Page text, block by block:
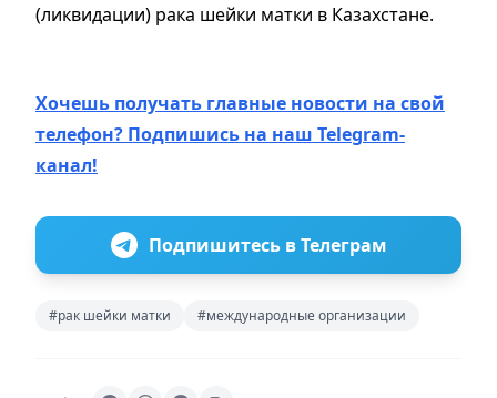
(ликвидации) рака шейки матки в Казахстане.
Хочешь получать главные новости на свой
телефон? Подпишись на наш Telegram-
канал!
Подпишитесь в Телеграм
#рак шейки матки #международные организации